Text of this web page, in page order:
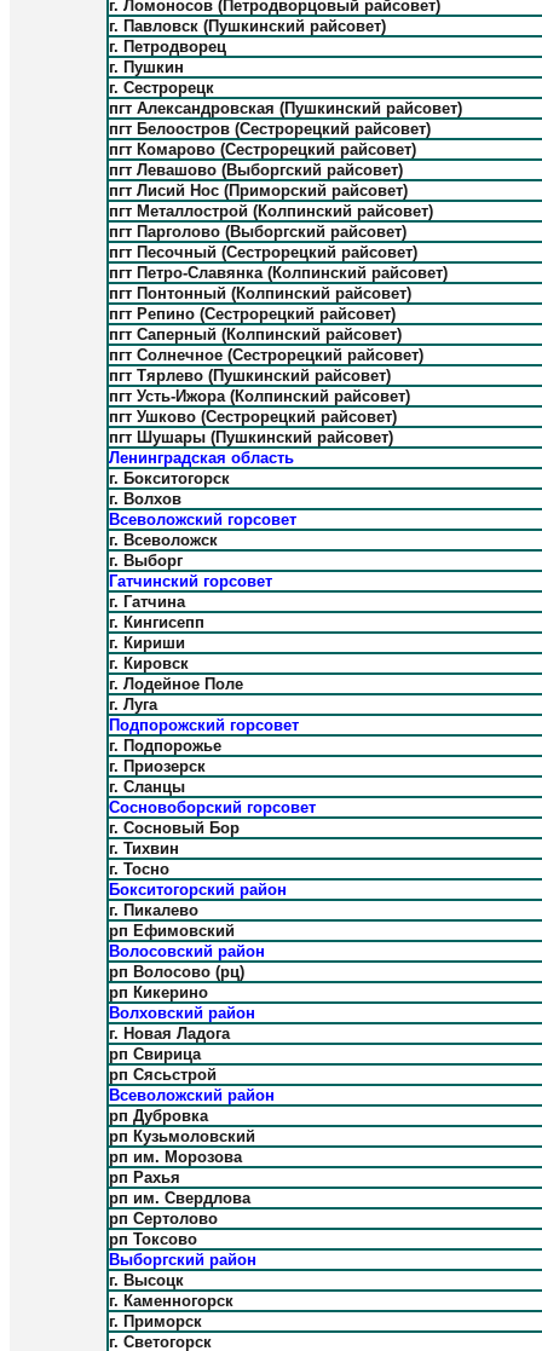
г. Ломоносов (Петродворцовый райсовет)
г. Павловск (Пушкинский райсовет)
г. Петродворец
г. Пушкин
г. Сестрорецк
пгт Александровская (Пушкинский райсовет)
пгт Белоостров (Сестрорецкий райсовет)
пгт Комарово (Сестрорецкий райсовет)
пгт Левашово (Выборгский райсовет)
пгт Лисий Нос (Приморский райсовет)
пгт Металлострой (Колпинский райсовет)
пгт Парголово (Выборгский райсовет)
пгт Песочный (Сестрорецкий райсовет)
пгт Петро-Славянка (Колпинский райсовет)
пгт Понтонный (Колпинский райсовет)
пгт Репино (Сестрорецкий райсовет)
пгт Саперный (Колпинский райсовет)
пгт Солнечное (Сестрорецкий райсовет)
пгт Тярлево (Пушкинский райсовет)
пгт Усть-Ижора (Колпинский райсовет)
пгт Ушково (Сестрорецкий райсовет)
пгт Шушары (Пушкинский райсовет)
Ленинградская область
г. Бокситогорск
г. Волхов
Всеволожский горсовет
г. Всеволожск
г. Выборг
Гатчинский горсовет
г. Гатчина
г. Кингисепп
г. Кириши
г. Кировск
г. Лодейное Поле
г. Луга
Подпорожский горсовет
г. Подпорожье
г. Приозерск
г. Сланцы
Сосновоборский горсовет
г. Сосновый Бор
г. Тихвин
г. Тосно
Бокситогорский район
г. Пикалево
рп Ефимовский
Волосовский район
рп Волосово (рц)
рп Кикерино
Волховский район
г. Новая Ладога
рп Свирица
рп Сясьстрой
Всеволожский район
рп Дубровка
рп Кузьмоловский
рп им. Морозова
рп Рахья
рп им. Свердлова
рп Сертолово
рп Токсово
Выборгский район
г. Высоцк
г. Каменногорск
г. Приморск
г. Светогорск